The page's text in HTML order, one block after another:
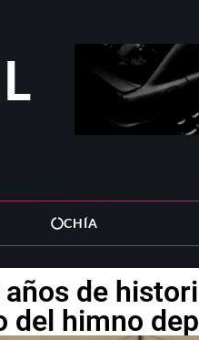
CHÍA
de
del himno